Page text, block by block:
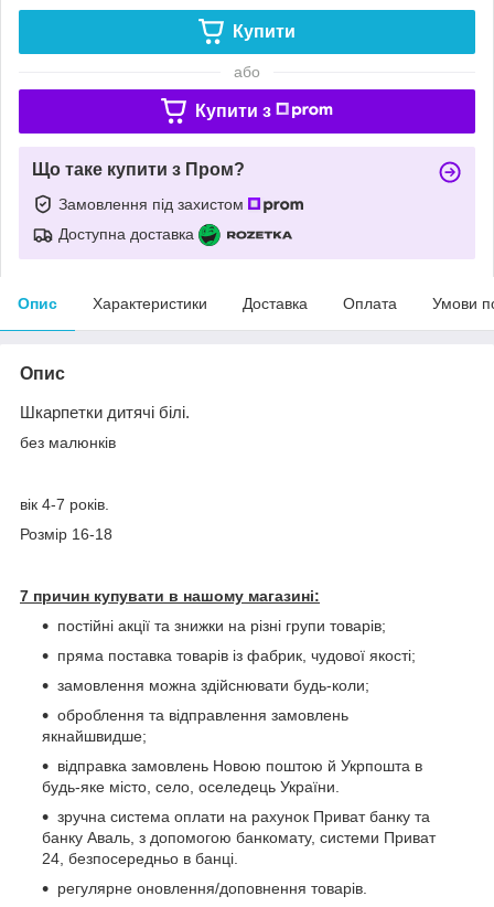
Купити
або
Купити з
Що таке купити з Пром?
Замовлення під захистом
Доступна доставка
Опис Характеристики Доставка Оплата Умови
Опис
Шкарпетки дитячі білі.
без малюнків
вік 4-7 років.
Розмір 16-18
7 причин купувати в нашому магазині:
постійні акції та знижки на різні групи товарів;
пряма поставка товарів із фабрик, чудової якості;
замовлення можна здійснювати будь-коли;
оброблення та відправлення замовлень
якнайшвидше;
відправка замовлень Новою поштою й Укрпошта в
будь-яке місто, село, оселедець України.
зручна система оплати на рахунок Приват банку та
банку Аваль, з допомогою банкомату, системи Приват
24, безпосередньо в банці.
регулярне оновлення/доповнення товарів.